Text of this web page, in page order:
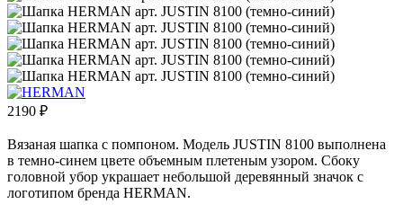
2190 ₽
Вязаная шапка с помпоном. Модель JUSTIN 8100 выполнена
в темно-синем цвете объемным плетеным узором. Сбоку
головной убор украшает небольшой деревянный значок с
логотипом бренда HERMAN.